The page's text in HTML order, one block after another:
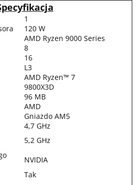
1
120 W
AMD Ryzen 9000 Series
8
16
L3
AMD Ryzen™ 7
9800X3D
96 MB
AMD
Gniazdo AM5
4,7 GHz
5,2 GHz
NVIDIA
Tak